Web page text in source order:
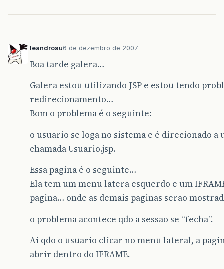
leandrosu6 de dezembro de 2007
Boa tarde galera…
Galera estou utilizando JSP e estou tendo
redirecionamento…
Bom o problema é o seguinte:
o usuario se loga no sistema e é direcionado a
chamada Usuario.jsp.
Essa pagina é o seguinte…
Ela tem um menu latera esquerdo e um
pagina… onde as demais paginas serao
o problema acontece qdo a sessao se “fecha”.
Ai qdo o usuario clicar no menu lateral, a
abrir dentro do IFRAME.